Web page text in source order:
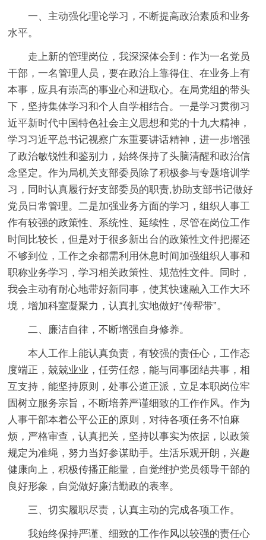
一、主动强化理论学习，不断提高政治素质和业务
水平。
走上新的管理岗位，我深深体会到：作为一名党员
干部，一名管理人员，要在政治上靠得住、在业务上有
本事，应具有崇高的事业心和进取心。在局党组的带头
下，坚持集体学习和个人自学相结合。一是学习贯彻习
近平新时代中国特色社会主义思想和党的十九大精神，
学习习近平总书记视察广东重要讲话精神，进一步增强
了政治敏锐性和鉴别力，始终保持了头脑清醒和政治信
念坚定。作为局机关支部委员除了积极参与专题培训学
习，同时认真履行好支部委员的职责,协助支部书记做好
党员日常管理。 二是加强业务方面的学习，组织人事工
作有较强的政策性、系统性、延续性，尽管在岗位工作
时间比较长，但是对于很多新出台的政策性文件把握还
不够到位，工作之余都需利用休息时间加强组织人事和
职称业务学习，学习相关政策性、规范性文件。同时，
我会主动有耐心地带好新同事，使其快速融入工作大环
境，增加科室凝聚力，认真扎实地做好“传帮带”。
二、廉洁自律，不断增强自身修养。
本人工作上能认真负责，有较强的责任心，工作态
度端正，兢兢业业，任劳任怨，能与同事团结共事，相
互支持，能坚持原则，处事公道正派，立足本职岗位牢
固树立服务宗旨，不断培养严谨细致的工作作风。作为
人事干部本着公平公正的原则，对待各项任务不怕麻
烦，严格审查，认真把关，坚持以事实为依据，以政策
规定为准绳，努力当好参谋助手。生活乐观开朗，兴趣
健康向上，积极传播正能量，自觉维护党员领导干部的
良好形象，自觉做好廉洁勤政的表率。
三、切实履职尽责，认真主动的完成各项工作。
我始终保持严谨、细致的工作作风以较强的责任心